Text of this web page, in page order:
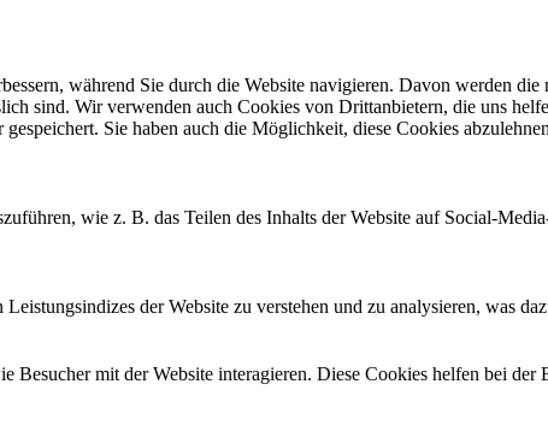
während Sie durch die Website navigieren. Davon werden
sind. Wir verwenden auch Cookies von Drittanbietern, die uns
Sie haben auch die Möglichkeit, diese Cookies
wie z. B. das Teilen des Inhalts der Website auf Social-
der Website zu verstehen und zu analysieren, was
Besucher mit der Website interagieren. Diese Cookies helfen bei